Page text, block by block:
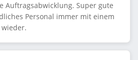
Auftragsabwicklung. Super gute
Personal immer mit einem